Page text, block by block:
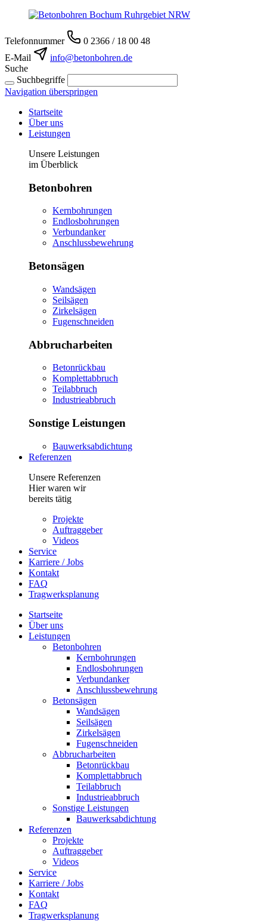
Telefonnummer
0 2366 / 18 00 48
E-Mail
info@betonbohren.de
Suche
Suchbegriffe
Navigation überspringen
Startseite
Über uns
Leistungen
Unsere Leistungen
im Überblick
Betonbohren
Kernbohrungen
Endlosbohrungen
Verbundanker
Anschlussbewehrung
Betonsägen
Wandsägen
Seilsägen
Zirkelsägen
Fugenschneiden
Abbrucharbeiten
Betonrückbau
Komplettabbruch
Teilabbruch
Industrieabbruch
Sonstige Leistungen
Bauwerksabdichtung
Referenzen
Unsere Referenzen
Hier waren wir
bereits tätig
Projekte
Auftraggeber
Videos
Service
Karriere / Jobs
Kontakt
FAQ
Tragwerksplanung
Startseite
Über uns
Leistungen
Betonbohren
Kernbohrungen
Endlosbohrungen
Verbundanker
Anschlussbewehrung
Betonsägen
Wandsägen
Seilsägen
Zirkelsägen
Fugenschneiden
Abbrucharbeiten
Betonrückbau
Komplettabbruch
Teilabbruch
Industrieabbruch
Sonstige Leistungen
Bauwerksabdichtung
Referenzen
Projekte
Auftraggeber
Videos
Service
Karriere / Jobs
Kontakt
FAQ
Tragwerksplanung